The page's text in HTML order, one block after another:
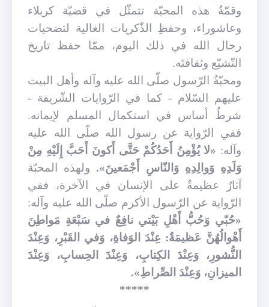
وقمّةُ هذه المحبّة تتمثّل في قضيّة كربلاء
وعاشوراء، وحفظِ الذّكريات الغالية لتضحيات
رجال الله في ذلك اليوم، ممّا حفظ تاريخ
التّشيّع وثقافتَه.
ومحبّةُ الرّسول صلّى الله عليه وآله وأهل البيت
عليهم السّلام - كما في الرّوايات الشّريفة -
شرطٌ أساس في استكمال المسلم لإيمانه.
ففي الرّواية عن رسول الله صلّى الله عليه
وآله: «لا يُؤْمِنُ أَحَدُكُمْ حَتَّى أَكونَ أَحَبَّ إِلَيْهِ مِنْ
وَلَدِهِ وَوالِدِهِ وَالنّاسِ أَجْمَعينَ». ولهذه المحبّة
آثارٌ عظيمةٌ على الإنسان في الآخرة، ففي
الرّواية عن الرّسول الأكرم صلّى الله عليه وآله:
«حُبّي وَحُبُّ أَهْلِ بَيْتي نافِعٌ في سَبْعَةِ مَواطِنَ
أَهْوالُهُنَّ عَظيمَةٌ: عِنْدَ الوَفاةِ، وَفي القَبْرِ، وَعِنْدَ
النُّشورِ، وَعِنْدَ الكِتابِ، وَعِنْدَ الحِسابِ، وَعِنْدَ
الميزانِ، وَعِنْدَ الصِّراطِ».
*****